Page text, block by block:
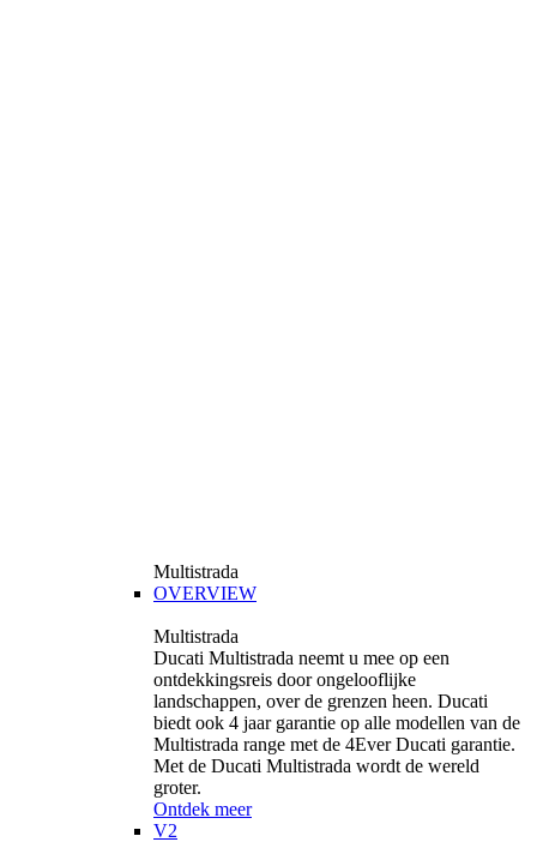
Multistrada
OVERVIEW
Multistrada
Ducati Multistrada neemt u mee op een
ontdekkingsreis door ongelooflijke
landschappen, over de grenzen heen. Ducati
biedt ook 4 jaar garantie op alle modellen van de
Multistrada range met de 4Ever Ducati garantie.
Met de Ducati Multistrada wordt de wereld
groter.
Ontdek meer
V2